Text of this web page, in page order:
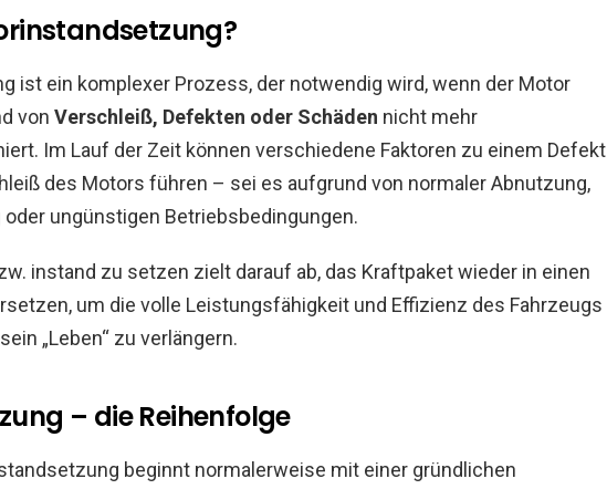
ist ein komplexer Prozess, der notwendig wird, wenn der Motor
von Verschleiß, Defekten oder Schäden nicht mehr
Im Lauf der Zeit können verschiedene Faktoren zu einem Defekt
des Motors führen – sei es aufgrund von normaler Abnutzung,
ungünstigen Betriebsbedingungen.
instand zu setzen zielt darauf ab, das Kraftpaket wieder in einen
um die volle Leistungsfähigkeit und Effizienz des Fahrzeugs
„Leben“ zu verlängern.
– die Reihenfolge
beginnt normalerweise mit einer gründlichen